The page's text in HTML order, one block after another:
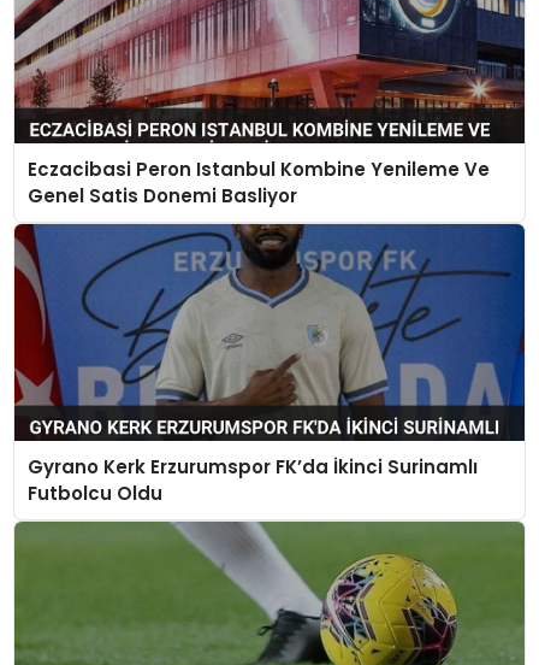
Eczacibasi Peron Istanbul Kombine Yenileme Ve
Genel Satis Donemi Basliyor
Gyrano Kerk Erzurumspor FK’da İkinci Surinamlı
Futbolcu Oldu